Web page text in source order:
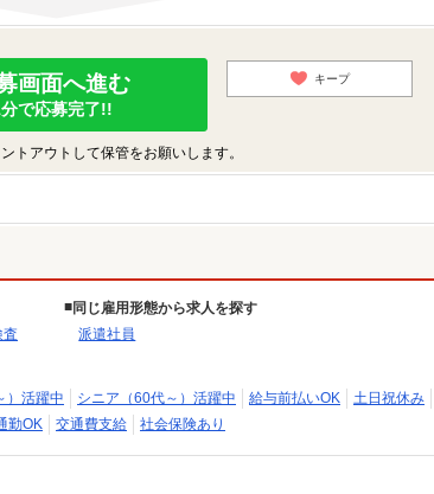
画面へ進む
で応募完了!!
キープ
トアウトして保管をお願いします。
査
同じ雇用形態から求人を探す
派遣社員
）活躍中 シニア（60代～）活躍中 給与前払いOK
土日祝休み
勤OK 交通費支給 社会保険あり